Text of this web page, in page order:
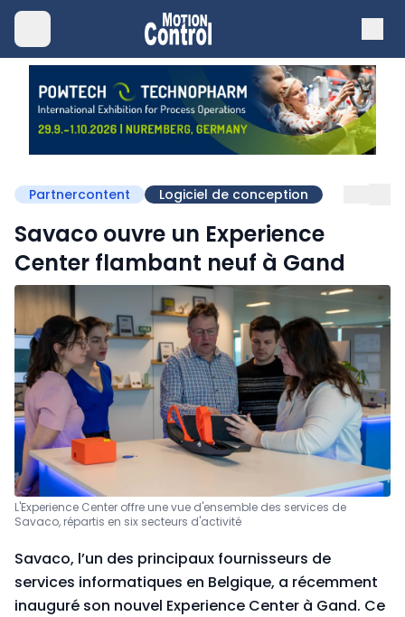
Partnercontent Logiciel de conception
Savaco ouvre un Experience
Center flambant neuf à Gand
L'Experience Center offre une vue d'ensemble des services de
Savaco, répartis en six secteurs d'activité
Savaco, l’un des principaux fournisseurs de
services informatiques en Belgique, a récemment
inauguré son nouvel Experience Center à Gand. Ce